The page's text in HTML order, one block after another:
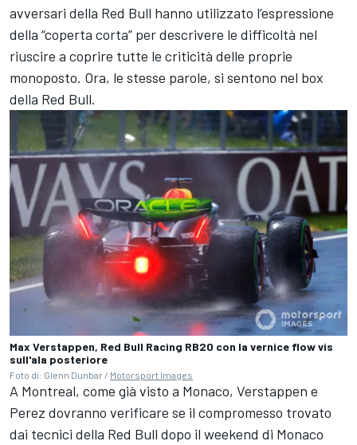
avversari della Red Bull hanno utilizzato l’espressione
della “coperta corta” per descrivere le difficoltà nel
riuscire a coprire tutte le criticità delle proprie
monoposto. Ora, le stesse parole, si sentono nel box
della Red Bull.
Max Verstappen, Red Bull Racing RB20 con la vernice flow vis
sull'ala posteriore
Foto di: Glenn Dunbar / Motorsport Images
A Montreal, come già visto a Monaco, Verstappen e
Perez dovranno verificare se il compromesso trovato
dai tecnici della Red Bull dopo il weekend di Monaco